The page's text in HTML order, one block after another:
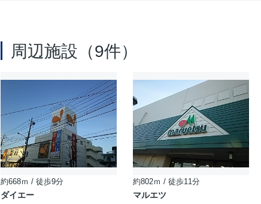
周辺施設（9件）
約668ｍ / 徒歩9分
ダイエー
約802ｍ / 徒歩11分
マルエツ